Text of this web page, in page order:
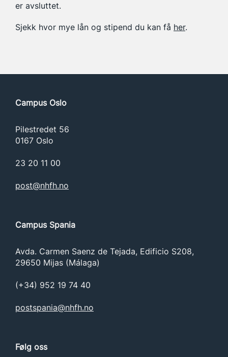
er avsluttet.
Sjekk hvor mye lån og stipend du kan få her.
Campus Oslo
Pilestredet 56
0167 Oslo
23 20 11 00
post@nhfh.no
Campus Spania
Avda. Carmen Saenz de Tejada, Edificio S208,
29650 Mijas (Málaga)
(+34) 952 19 74 40
postspania@nhfh.no
Følg oss